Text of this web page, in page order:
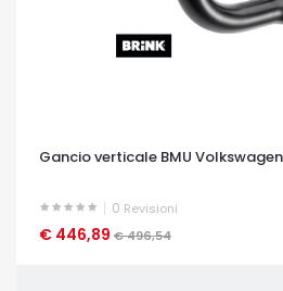
Gancio verticale BMU Volkswagen
0 Revisioni
€ 446,89 € 496,54
OCCHIATA VELOCE